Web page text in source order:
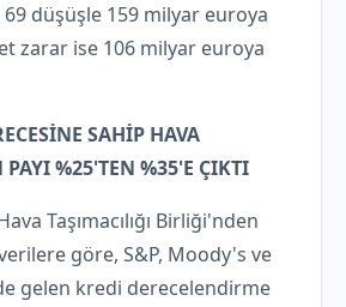
69 düşüşle 159 milyar euroya
zarar ise 106 milyar euroya
SAHİP HAVA
%25'TEN %35'E ÇIKTI
Taşımacılığı Birliği'nden
verilere göre, S&P, Moody's ve
gelen kredi derecelendirme